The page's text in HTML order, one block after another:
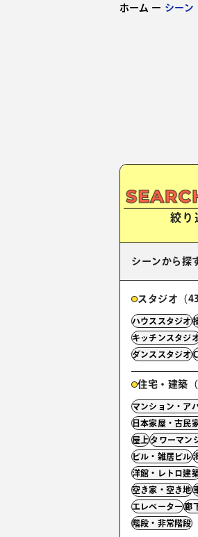
ホーム ー シーン
絞り
シーンから探
スタジオ（
ハウススタジオ
キッチンスタジ
ダンススタジオ
住宅・建築（
マンション・ア
日本家屋・古民
屋上タワーマン
ビル・雑居ビル
洋館・レトロ建
空き家・空き地
エレベーター廊
階段・非常階段